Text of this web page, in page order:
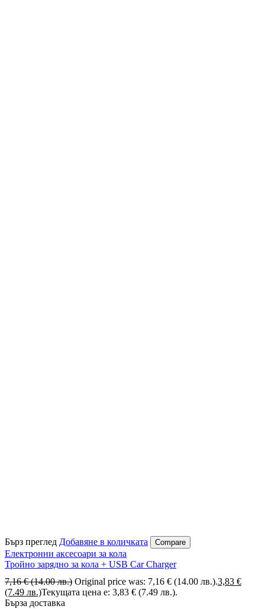
Бърз преглед Добавяне в количката Compare
Електронни аксесоари за кола
Тройно зарядно за кола + USB Car Charger
7,16€ (14.00 лв.) Original price was: 7,16 € (14.00 лв.).3,83 €
(7.49 лв.)Текущата цена е: 3,83 € (7.49 лв.).
Бърза доставка